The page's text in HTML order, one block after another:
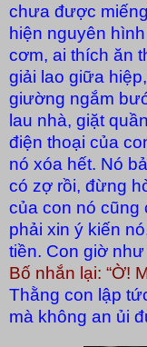
chưa được
hiện nguyên
cơm, ai thích ăn
giải lao giữa
giường ngắm
lau nhà, giặt
điện thoại của
nó xóa hết. Nó
có zợ rồi, đừng
của con nó cũng
phải xin ý kiến
tiền. Con giờ
Bố nhắn lại: “Ờ!
Thằng con lập
mà không an ủi